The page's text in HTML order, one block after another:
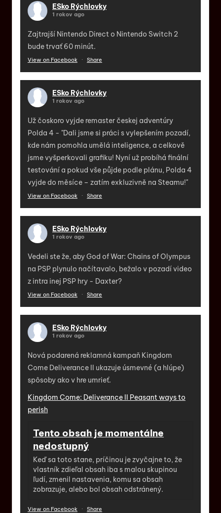
ESko Rýchlovky
1 rokov ago
Zajtrajší Nintendo Direct o Nintendo Switch 2
bude trvať 60 minút.
View on Facebook · Share
ESko Rýchlovky
1 rokov ago
Už čoskoro vyjde remaster českej adventúry
Polda 4 - "Dali jsme si práci s vylepšením pozadí,
kde nám pomohla umělá inteligence, a celkově
jsme vyšperkovali grafiku! Nyní už probíhá finální
testování a pokud vše půjde podle plánu, Polda 4
vyjde do měsíce – zatím exkluzivně na Steamu!"
View on Facebook · Share
ESko Rýchlovky
1 rokov ago
Vedeli ste že, aby God of War: Chains of Olympus
na PSP plynulo načítavalo, bežalo v pozadí video
z intra inej PSP hry - Daxter?
View on Facebook · Share
ESko Rýchlovky
1 rokov ago
Nová podarená reklamná kampaň Kingdom
Come Deliverance II ukazuje úsmevné (a hlúpe)
spôsoby ako v hre umrieť.
Kingdom Come: Deliverance II Peasant ways to
perish
Tento obsah je momentálne
nedostupný
Keď sa toto stane, príčinou je zvyčajne to, že
vlastník zdieľal obsah iba s malou skupinou
ľudí, zmenil nastavenia, komu sa obsah
zobrazuje, alebo bol obsah odstránený.
View on Facebook · Share